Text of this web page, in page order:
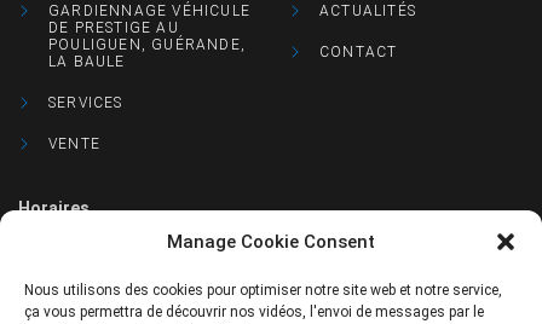
Manage Cookie Consent
Nous utilisons des cookies pour optimiser notre site web et notre service,
ça vous permettra de découvrir nos vidéos, l'envoi de messages par le
GARDIENNAGE VÉHICULE
DE PRESTIGE AU
POULIGUEN, GUÉRANDE,
LA BAULE
SERVICES
VENTE
ACTUALITÉS
CONTACT
Horaires
Lun : 9h à 12h et 14h à 18h30
Mar : 9h à 12h et 14h à 18h30